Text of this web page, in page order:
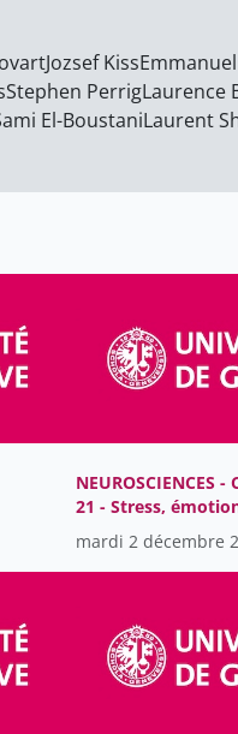
Jozsef Kiss
Stephen PerrigLaurence
El-BoustaniLaurent
NEUROSCIENCES -
21 - Stress,
trouble de
mardi 2 décembre